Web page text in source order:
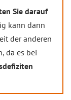
Sie darauf
kann dann
der anderen
da es bei